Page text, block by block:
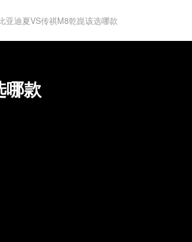
亚迪夏VS传祺M8乾崑该选哪款
哪款